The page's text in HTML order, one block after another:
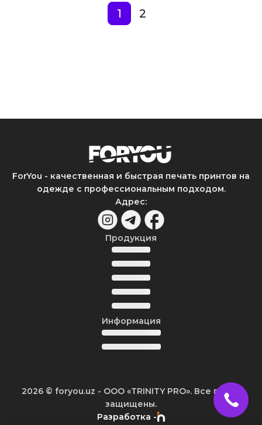
1 2
ForYou - качественная и быстрая печать принтов на
одежде с профессиональным подходом.
Адрес:
Продукция
Информация
2026 © foryou.uz - ООО «TRINITY PRO». Все права
защищены.
Разработка -